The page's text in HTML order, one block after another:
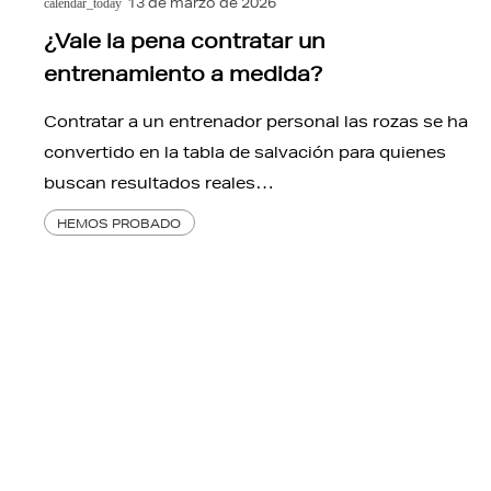
calendar_today
¿Vale la pena contratar un
entrenamiento a medida?
Contratar a un entrenador personal las rozas se ha
convertido en la tabla de salvación para quienes
buscan resultados reales…
HEMOS PROBADO